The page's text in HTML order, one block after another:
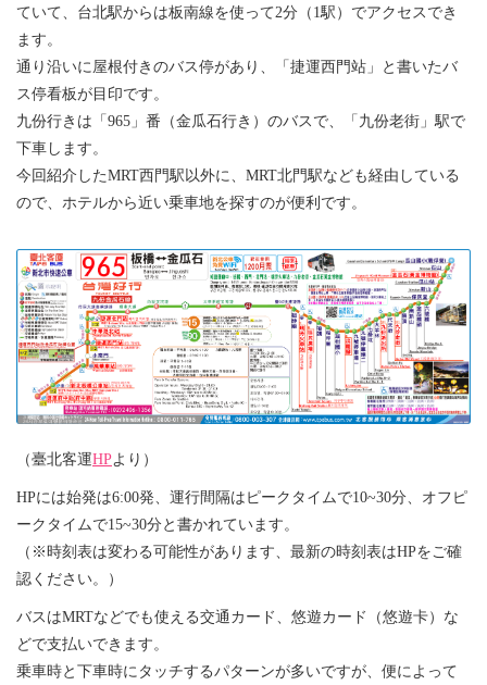
ていて、台北駅からは板南線を使って2分（1駅）でアクセスでき
ます。
通り沿いに屋根付きのバス停があり、「捷運西門站」と書いたバ
ス停看板が目印です。
九份行きは「965」番（金瓜石行き）のバスで、「九份老街」駅で
下車します。
今回紹介したMRT西門駅以外に、MRT北門駅なども経由している
ので、ホテルから近い乗車地を探すのが便利です。
（臺北客運HPより）
HPには始発は6:00発、運行間隔はピークタイムで10~30分、オフピ
ークタイムで15~30分と書かれています。
（※時刻表は変わる可能性があります、最新の時刻表はHPをご確
認ください。）
バスはMRTなどでも使える交通カード、悠遊カード（悠遊卡）な
どで支払いできます。
乗車時と下車時にタッチするパターンが多いですが、便によって